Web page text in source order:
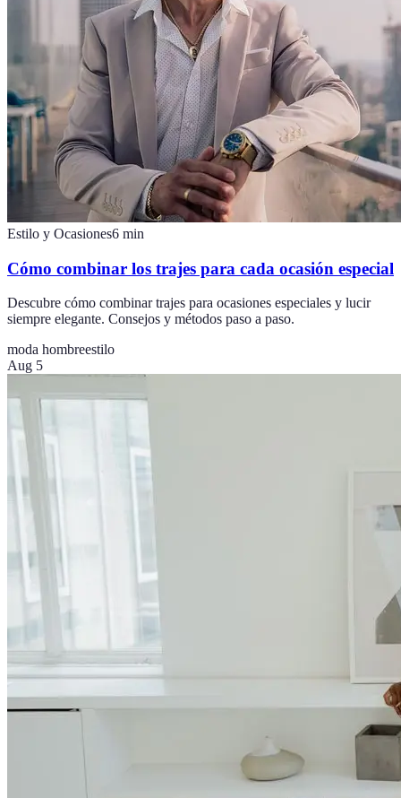
Estilo y Ocasiones6 min
Cómo combinar los trajes para cada ocasión especial
Descubre cómo combinar trajes para ocasiones especiales y lucir
siempre elegante. Consejos y métodos paso a paso.
moda hombreestilo
Aug 5